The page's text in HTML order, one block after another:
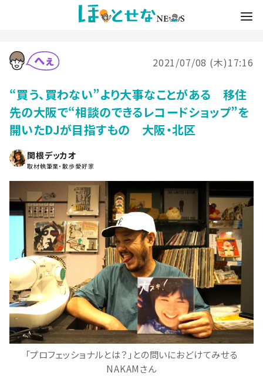
2021/07/08 (木)17:16
“買う、買わない”より大事なことがある 移住
先の大阪で“相談のできるレコードショップ”を
開いたDJが目指すもの 大阪・北区
関根デッカオ
取材執筆業・散歩愛好家
「プロフェッショナルとは？」との問いにおどけてみせる
NAKAMさん